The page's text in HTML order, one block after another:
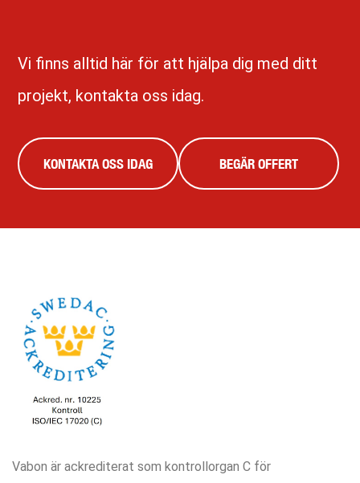
Vi finns alltid här för att hjälpa dig med ditt
projekt, kontakta oss idag.
KONTAKTA OSS IDAG BEGÄR OFFERT
Vabon är ackrediterat som kontrollorgan C för